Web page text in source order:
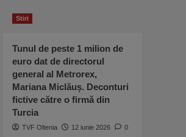
Stiri
Tunul de peste 1 milion de
euro dat de directorul
general al Metrorex,
Mariana Miclăuș. Deconturi
fictive către o firmă din
Turcia
TVF Oltenia 12 iunie 2026 0